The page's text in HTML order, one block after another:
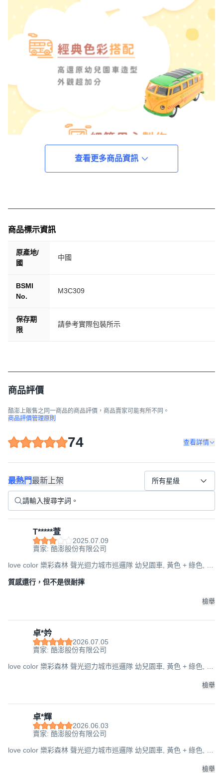
查看更多商品資訊
商品標示資訊
原產地/
國
中國
BSMI
No.
M3C309
保存期
限
請參考實際包裝所示
商品評價
酷澎上販售之同一商品的商品評價，商品賣家可能有所不同。
商品評價管理原則
74 查看詳情
最熱門最新上架 所有星級
T*****萱
2025.07.09
賣家: 酷澎股份有限公司
love color 樂彩森林 聲光迴力城市巡邏隊 幼兒園車, 黃色 + 綠色, 1
質感還行，但不是很耐摔
檢舉
卓*妗
2026.07.05
賣家: 酷澎股份有限公司
love color 樂彩森林 聲光迴力城市巡邏隊 幼兒園車, 黃色 + 綠色, 1
檢舉
卓*輝
2026.06.03
賣家: 酷澎股份有限公司
love color 樂彩森林 聲光迴力城市巡邏隊 幼兒園車, 黃色 + 綠色, 1
檢舉